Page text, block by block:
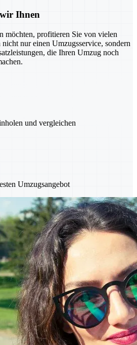
Ihnen
möchten, profitieren Sie von vielen
nur einen Umzugsservice, sondern
die Ihren Umzug noch
und vergleichen
Umzugsangebot